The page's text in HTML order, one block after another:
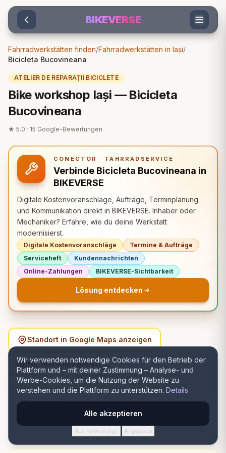
Sari la conținut
Wir verwenden notwendige Cookies für den Betrieb der
Plattform und – mit deiner Zustimmung – Analyse- und
Werbe-Cookies, um die Nutzung der Website zu
verstehen und die Plattform zu unterstützen. Details
Alle akzeptieren
Nur notwendige · Anpassen
BIKEVERSE
Fahrradwerkstätten finden/Fahrradwerkstätten in Iași/
Bicicleta Bucovineana
ATELIER DE REPARAȚII BICICLETE
Bike workshop Iași — Bicicleta
Bucovineana
★ 5.0 · 15 Google-Bewertungen
CONECTOR · FAHRRADSERVICE
Verbinde Bicicleta Bucovineana in
BIKEVERSE
Digitale Kostenvoranschläge, Aufträge, Terminplanung
und Kommunikation direkt in BIKEVERSE. Inhaber oder
Mechaniker? Erfahre, wie du deine Werkstatt
modernisierst.
Digitale Kostenvoranschläge
Termine & Aufträge
Serviceheft
Kundennachrichten
Online-Zahlungen
BIKEVERSE-Sichtbarkeit
Lösung entdecken
Standort in Google Maps anzeigen
Mit Waze navigieren
ADRESSE
Strada Vlădiceni 12, Iași, România, Iași, Iași